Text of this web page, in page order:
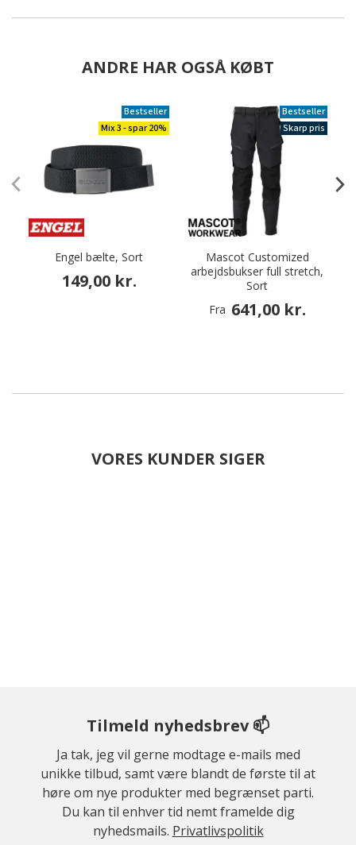
ANDRE HAR OGSÅ KØBT
Bestseller
Mix 3 - spar 20%
Engel bælte, Sort
149,00 kr.
Bestseller
Skarp pris
Mascot Customized
arbejdsbukser full stretch,
Sort
Fra 641,00 kr.
VORES KUNDER SIGER
Tilmeld nyhedsbrev 📫
Ja tak, jeg vil gerne modtage e-mails med
unikke tilbud, samt være blandt de første til at
høre om nye produkter med begrænset parti.
Du kan til enhver tid nemt framelde dig
nyhedsmails. Privatlivspolitik